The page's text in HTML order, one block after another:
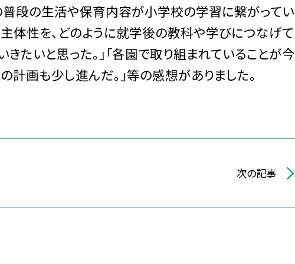
普段の生活や保育内容が小学校の学習に繋がってい
主体性を、どのように就学後の教科や学びにつなげて
たいと思った。」「各園で取り組まれていることが今
画も少し進んだ。」等の感想がありました。
次の記事